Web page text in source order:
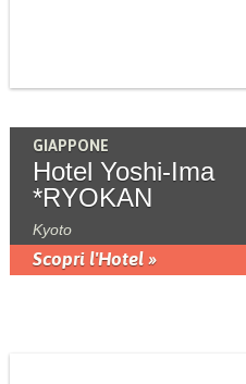
GIAPPONE
Hotel Yoshi-Ima
*RYOKAN
Kyoto
Scopri l'Hotel »